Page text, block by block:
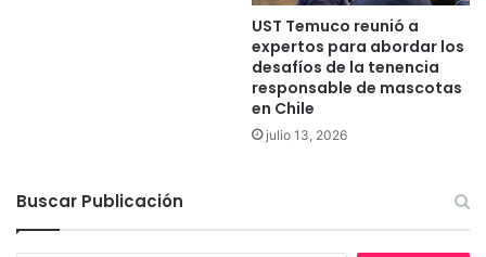
UST Temuco reunió a
expertos para abordar los
desafíos de la tenencia
responsable de mascotas
en Chile
julio 13, 2026
Buscar Publicación